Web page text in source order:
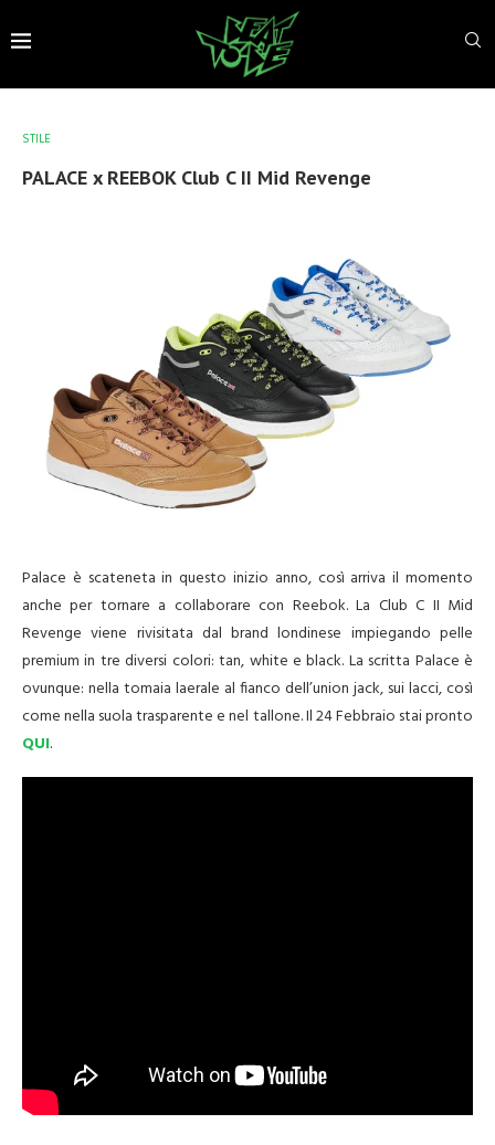
STILE
PALACE x REEBOK Club C II Mid Revenge
Palace è scateneta in questo inizio anno, così arriva il momento
anche per tornare a collaborare con Reebok. La Club C II Mid
Revenge viene rivisitata dal brand londinese impiegando pelle
premium in tre diversi colori: tan, white e black. La scritta Palace è
ovunque: nella tomaia laerale al fianco dell’union jack, sui lacci, così
come nella suola trasparente e nel tallone. Il 24 Febbraio stai pronto
QUI.